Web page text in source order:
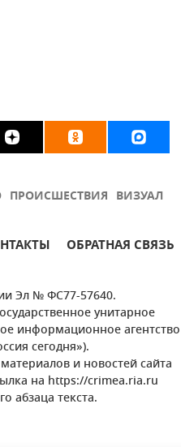
ПРОИСШЕСТВИЯ ВИЗУАЛ
ОБРАТНАЯ СВЯЗЬ
Эл № ФС77-57640.
унитарное
информационное агентство
сегодня»).
и новостей сайта
на https://crimea.ria.ru
абзаца текста.